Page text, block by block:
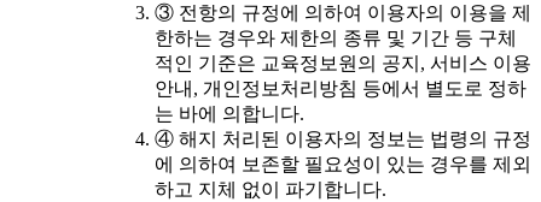
③ 전항의 규정에 의하여 이용자의 이용을 제
한하는 경우와 제한의 종류 및 기간 등 구체
적인 기준은 교육정보원의 공지, 서비스 이용
안내, 개인정보처리방침 등에서 별도로 정하
는 바에 의합니다.
④ 해지 처리된 이용자의 정보는 법령의 규정
에 의하여 보존할 필요성이 있는 경우를 제외
하고 지체 없이 파기합니다.